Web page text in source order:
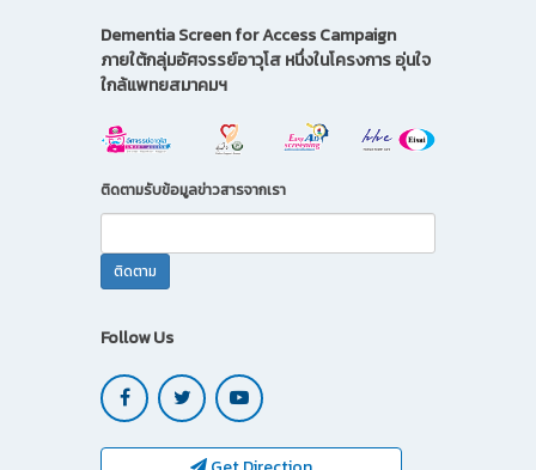
Dementia Screen for Access Campaign
ภายใต้กลุ่มอัศจรรย์อาวุโส หนึ่งในโครงการ อุ่นใจ
ใกล้แพทยสมาคมฯ
ติดตามรับข้อมูลข่าวสารจากเรา
Follow Us